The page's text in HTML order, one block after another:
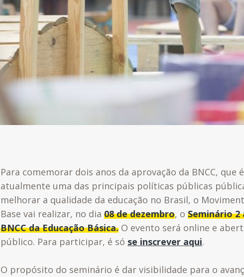
Para comemorar dois anos da aprovação da BNCC, que é
atualmente uma das principais políticas públicas
melhorar a qualidade da educação no Brasil, o
Base vai realizar, no dia 08 de dezembro, o Seminário 2
BNCC da Educação Básica. O evento será online e
público. Para participar, é só se inscrever aqui.
O propósito do seminário é dar visibilidade para o